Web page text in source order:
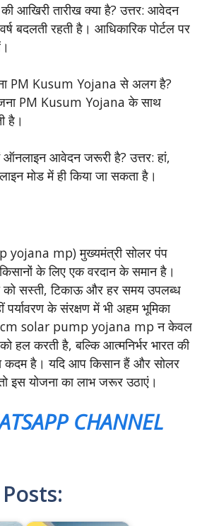
आखिरी तारीख क्या है? उत्तर: आवेदन
बदलती रहती है। आधिकारिक पोर्टल पर
PM Kusum Yojana से अलग है?
PM Kusum Yojana के साथ
है।
ऑनलाइन आवेदन जरूरी है? उत्तर: हां,
मोड में ही किया जा सकता है।
mp) मुख्यमंत्री सोलर पंप
के लिए एक वरदान के समान है।
को सस्ती, टिकाऊ और हर समय उपलब्ध
पर्यावरण के संरक्षण में भी अहम भूमिका
cm solar pump yojana mp न केवल
हल करती है, बल्कि आत्मनिर्भर भारत की
कदम है। यदि आप किसान हैं और सोलर
इस योजना का लाभ जरूर उठाएं।
CHANNEL